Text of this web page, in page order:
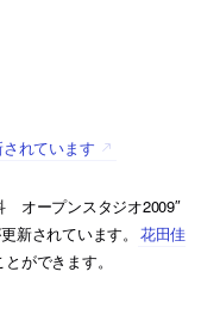
れています
オープンスタジオ2009″
新されています。 花田佳
ができます。